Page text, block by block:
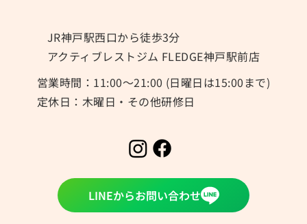
JR神戸駅西口から徒歩3分
アクティブレストジム FLEDGE神戸駅前店​
営業時間：11:00〜21:00 (日曜日は15:00まで)
​定休日：木曜日・その他研修日
LINEからお問い合わせ